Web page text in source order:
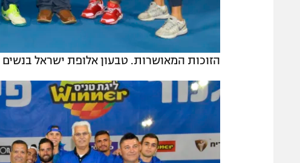
הזוכות המאושרות. טבעון אלופת ישראל בנשים